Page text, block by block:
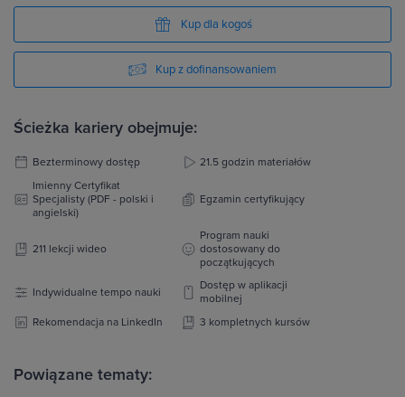
Kup dla kogoś
Kup z dofinansowaniem
Ścieżka kariery obejmuje:
Bezterminowy dostęp
21.5 godzin materiałów
Imienny Certyfikat
Specjalisty (PDF - polski i
angielski)
Egzamin certyfikujący
211 lekcji wideo
Program nauki
dostosowany do
początkujących
Indywidualne tempo nauki
Dostęp w aplikacji
mobilnej
Rekomendacja na LinkedIn
3 kompletnych kursów
Powiązane tematy: